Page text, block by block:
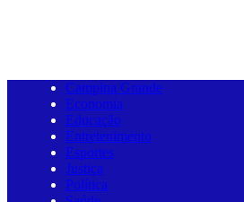
Campina Grande
Economia
Educação
Entretenimento
Esportes
Justiça
Política